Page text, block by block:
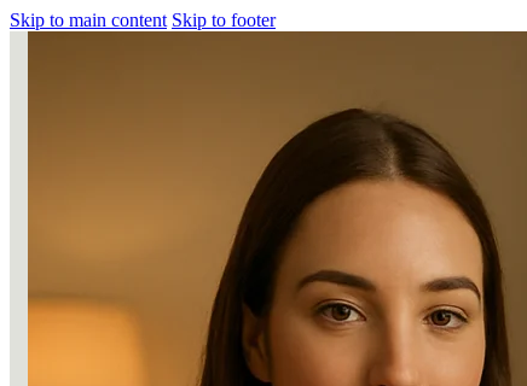
Skip to main content Skip to footer